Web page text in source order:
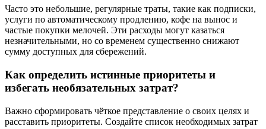
Часто это небольшие, регулярные траты, такие как подписки,
услуги по автоматическому продлению, кофе на вынос и
частые покупки мелочей. Эти расходы могут казаться
незначительными, но со временем существенно снижают
сумму доступных для сбережений.
Как определить истинные приоритеты и
избегать необязательных затрат?
Важно сформировать чёткое представление о своих целях и
расставить приоритеты. Создайте список необходимых затрат